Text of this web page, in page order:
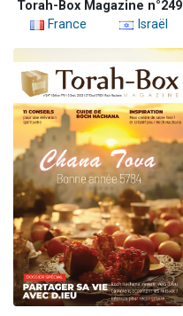
Torah-Box Magazine n°249
France
Israël